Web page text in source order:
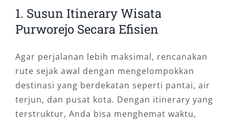
1. Susun Itinerary Wisata
Purworejo Secara Efisien
Agar perjalanan lebih maksimal, rencanakan
rute sejak awal dengan mengelompokkan
destinasi yang berdekatan seperti pantai, air
terjun, dan pusat kota. Dengan itinerary yang
terstruktur, Anda bisa menghemat waktu,